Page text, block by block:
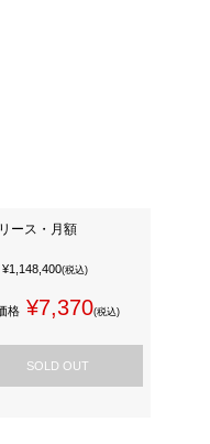
ース・月額
¥1,148,400(税込)
格 ¥7,370(税込)
SOLD OUT